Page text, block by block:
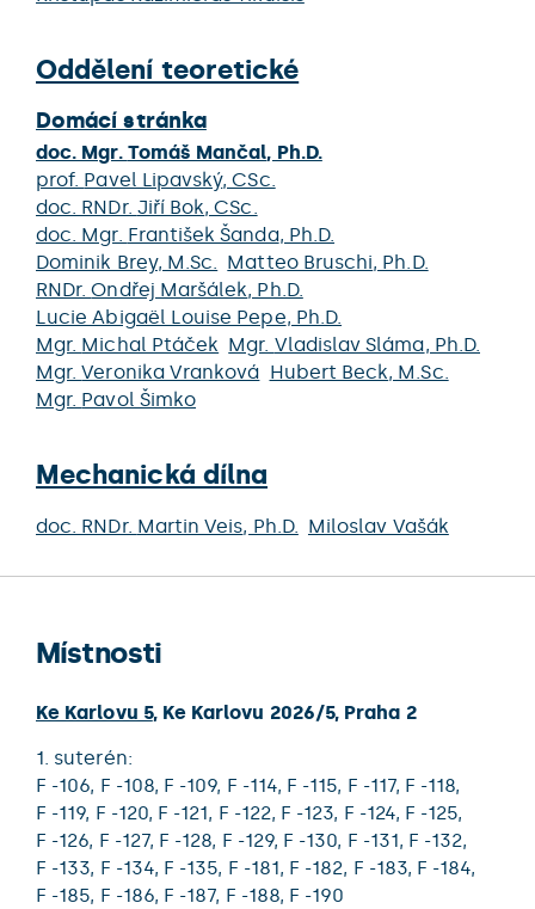
Oddělení teoretické
Domácí stránka
doc. Mgr. Tomáš Mančal, Ph.D.
prof. Pavel Lipavský, CSc.
doc. RNDr. Jiří Bok, CSc.
doc. Mgr. František Šanda, Ph.D.
Dominik Brey, M.Sc. Matteo Bruschi, Ph.D.
RNDr.Ondřej Maršálek, Ph.D.
Lucie Abigaël Louise Pepe, Ph.D.
Mgr. Michal Ptáček Mgr. Vladislav Sláma, Ph.D.
Mgr.Veronika Vranková Hubert Beck, M.Sc.
Mgr. Pavol Šimko
Mechanická dílna
doc. RNDr. Martin Veis, Ph.D. Miloslav Vašák
Místnosti
Ke Karlovu 5, Ke Karlovu 2026/5, Praha 2
1. suterén:
F -106, F -108, F -109, F -114, F -115, F -117, F -118,
F -119, F -120, F -121, F -122, F -123, F -124, F -125,
F -126, F -127, F -128, F -129, F -130, F -131, F -132,
F -133, F -134, F -135, F -181, F -182, F -183, F -184,
F -185, F -186, F -187, F -188, F -190